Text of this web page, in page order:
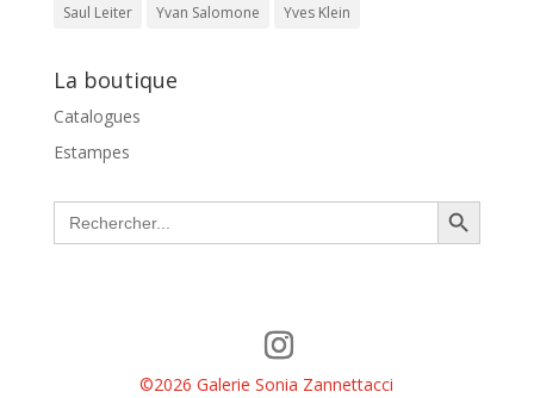
Saul Leiter
Yvan Salomone Yves Klein
La boutique
Catalogues
Estampes
Search
for:
Search Button
©2026 Galerie Sonia Zannettacci